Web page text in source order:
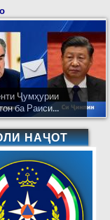
метр
Ҷумҳурии
ба Раиси...
НАҶОТ